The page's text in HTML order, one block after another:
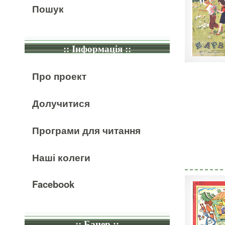
Пошук
:: Інформація ::
Про проект
Долучитися
Програми для читання
Наші колеги
Facebook